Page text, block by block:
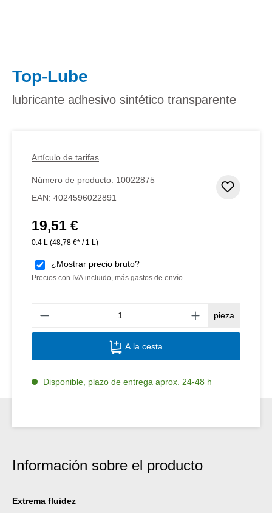
Top-Lube
lubricante adhesivo sintético transparente
Artículo de tarifas
Número de producto: 10022875
EAN: 4024596022891
Precio normal:
19,51 €
0.4 L (48,78 €* / 1 L)
¿Mostrar precio bruto?
Precios con IVA incluido, más gastos de envío
pieza
A la cesta
Disponible, plazo de entrega aprox. 24-48 h
Información sobre el producto
Extrema fluidez